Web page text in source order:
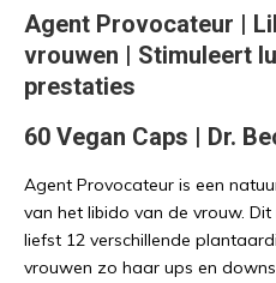
Agent Provocateur |
vrouwen | Stimuleert
prestaties
60 Vegan Caps | Dr.
Agent Provocateur is een
van het libido van de vrouw.
liefst 12 verschillende
vrouwen zo haar ups en downs